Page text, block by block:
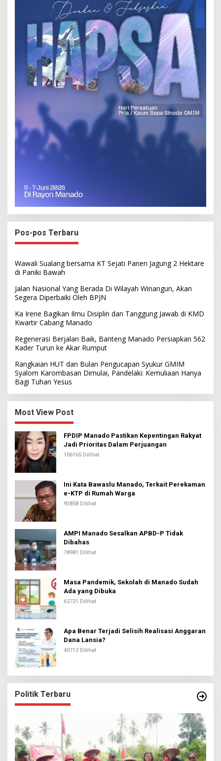
Pos-pos Terbaru
Wawali Sualang bersama KT Sejati Panen Jagung 2 Hektare
di Paniki Bawah
Jalan Nasional Yang Berada Di Wilayah Winangun, Akan
Segera Diperbaiki Oleh BPJN
Ka Irene Bagikan Ilmu Disiplin dan Tanggung Jawab di KMD
Kwartir Cabang Manado
Regenerasi Berjalan Baik, Banteng Manado Persiapkan 562
Kader Turun ke Akar Rumput
Rangkaian HUT dan Bulan Pengucapan Syukur GMIM
Syalom Karombasan Dimulai, Pandelaki: Kemuliaan Hanya
Bagi Tuhan Yesus
Most View Post
FPDIP Manado Pastikan Kepentingan Rakyat
Jadi Prioritas Dalam Perjuangan
106165 Dilihat
Ini Kata Bawaslu Manado, Terkait Perekaman
e-KTP di Rumah Warga
93858 Dilihat
AMPI Manado Sesalkan APBD-P Tidak
Dibahas
78981 Dilihat
Masa Pandemik, Sekolah di Manado Sudah
Ada yang Dibuka
62721 Dilihat
Apa Benar Terjadi Selisih Realisasi Anggaran
Dana Lansia?
40712 Dilihat
Politik Terbaru